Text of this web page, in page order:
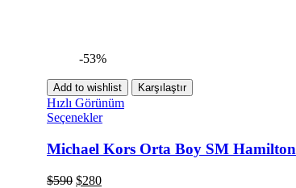
-53%
Add to wishlist Karşılaştır
Hızlı Görünüm
Seçenekler
Michael Kors Orta Boy SM
$590 $280